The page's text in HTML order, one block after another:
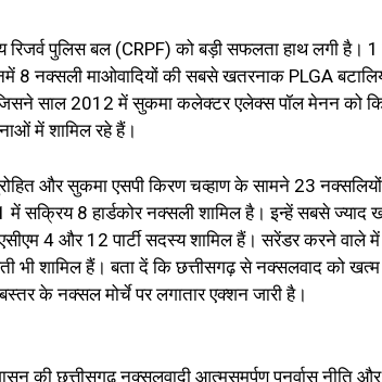
पुलिस बल (CRPF) को बड़ी सफलता हाथ लगी है।
8 नक्सली माओवादियों की सबसे खतरनाक PLGA
साल 2012 में सुकमा कलेक्टर एलेक्स पॉल मेनन को
में शामिल रहे हैं।
और सुकमा एसपी किरण चव्हाण के सामने 23
सक्रिय 8 हार्डकोर नक्सली शामिल है। इन्हें सबसे ज्याद
4 और 12 पार्टी सदस्य शामिल हैं। सरेंडर करने वाले
भी शामिल हैं। बता दें कि छत्तीसगढ़ से नक्सलवाद को
के नक्सल मोर्चे पर लगातार एक्शन जारी है।
की छत्तीसगढ़ नक्सलवादी आत्मसमर्पण पुनर्वास नीति